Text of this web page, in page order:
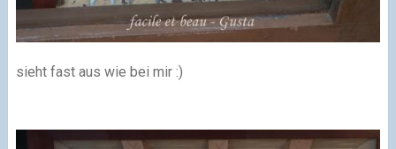
sieht fast aus wie bei mir :)